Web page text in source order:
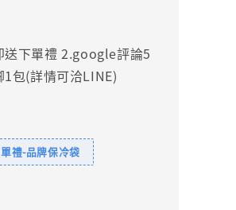
送下單禮 2.google評論5
包(詳情可洽LINE)
禮-品牌保冷袋